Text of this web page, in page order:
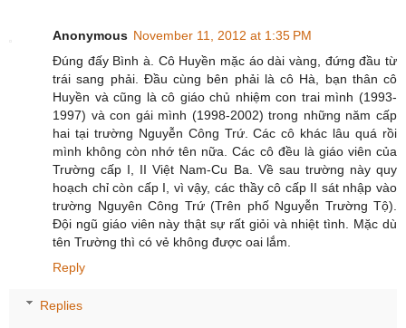
Anonymous November 11, 2012 at 1:35 PM
Đúng đấy Bình à. Cô Huyền mặc áo dài vàng, đứng đầu từ
trái sang phải. Đầu cùng bên phải là cô Hà, bạn thân cô
Huyền và cũng là cô giáo chủ nhiệm con trai mình (1993-
1997) và con gái mình (1998-2002) trong những năm cấp
hai tại trường Nguyễn Công Trứ. Các cô khác lâu quá rồi
mình không còn nhớ tên nữa. Các cô đều là giáo viên của
Trường cấp I, II Việt Nam-Cu Ba. Về sau trường này quy
hoạch chỉ còn cấp I, vì vậy, các thầy cô cấp II sát nhập vào
trường Nguyên Công Trứ (Trên phố Nguyễn Trường Tộ).
Đội ngũ giáo viên này thật sự rất giỏi và nhiệt tình. Mặc dù
tên Trường thì có vẻ không được oai lắm.
Reply
Replies